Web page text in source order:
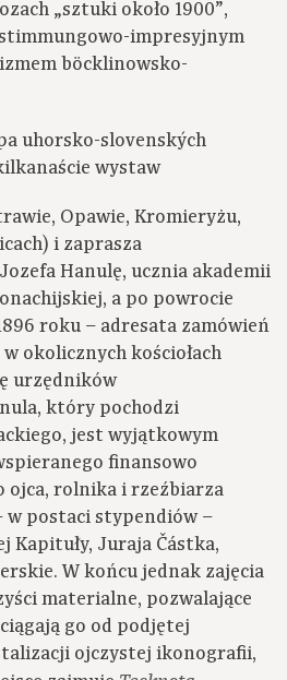
„sztuki około 1900”,
impresyjnym
böcklinowsko-
uhorsko-slovenských
wystaw
Opawie, Kromieryżu,
i zaprasza
Hanulę, ucznia akademii
a po powrocie
roku – adresata zamówień
okolicznych kościołach
urzędników
który pochodzi
jest wyjątkowym
finansowo
ojca, rolnika i rzeźbiarza
w postaci stypendiów –
Kapituły, Juraja Částka,
W końcu jednak zajęcia
materialne, pozwalające
go od podjętej
ojczystej ikonografii,